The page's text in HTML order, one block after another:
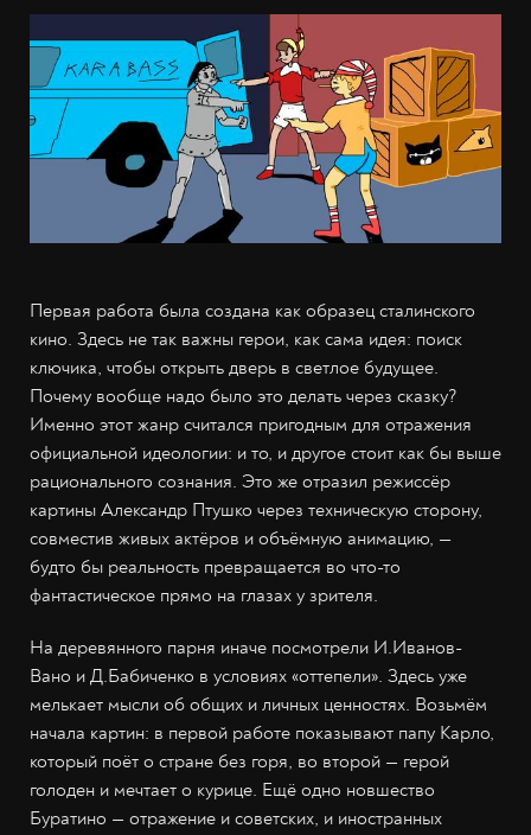
Первая работа была создана как образец сталинского
кино. Здесь не так важны герои, как сама идея: поиск
ключика, чтобы открыть дверь в светлое будущее.
Почему вообще надо было это делать через сказку?
Именно этот жанр считался пригодным для отражения
официальной идеологии: и то, и другое стоит как бы выше
рационального сознания. Это же отразил режиссёр
картины Александр Птушко через техническую сторону,
совместив живых актёров и объёмную анимацию, —
будто бы реальность превращается во что-то
фантастическое прямо на глазах у зрителя.
На деревянного парня иначе посмотрели И.Иванов-
Вано и Д.Бабиченко в условиях «оттепели». Здесь уже
мелькает мысли об общих и личных ценностях. Возьмём
начала картин: в первой работе показывают папу Карло,
который поёт о стране без горя, во второй — герой
голоден и мечтает о курице. Ещё одно новшество
Буратино — отражение и советских, и иностранных